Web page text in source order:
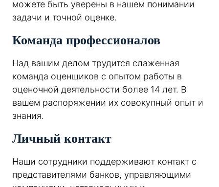
можете быть уверены в нашем понимании
задачи и точной оценке.
Команда профессионалов
Над вашим делом трудится слаженная
команда оценщиков с опытом работы в
оценочной деятельности более 14 лет. В
вашем распоряжении их совокупный опыт и
знания.
Личный контакт
Наши сотрудники поддерживают контакт с
представителями банков, управляющими